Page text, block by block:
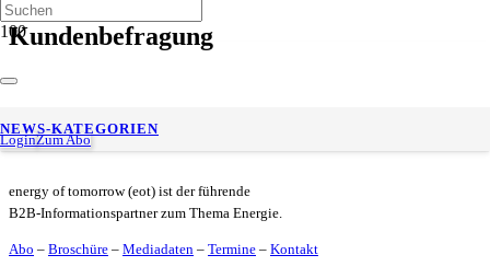
LoginZum Abo
NEWS-KATEGORIEN
Kundenbefragung
OIL! ist Deutschlands Beste Tankstelle 2022
energy of tomorrow (eot) ist der führende
B2B-Informationspartner zum Thema Energie.
Abo – Broschüre – Mediadaten – Termine – Kontakt